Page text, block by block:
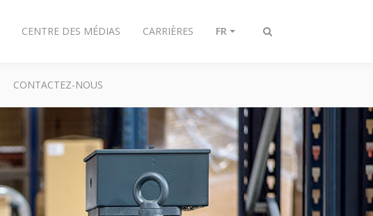
Afficher/masquer
CENTRE DES MÉDIAS CARRIÈRES FR
CONTACTEZ-NOUS